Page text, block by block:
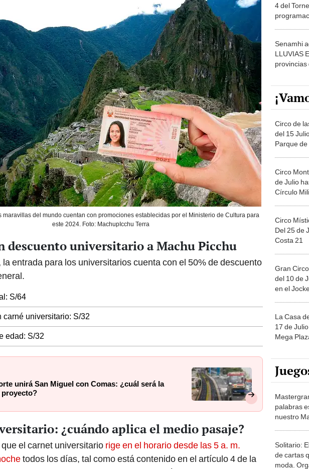
maravillas del mundo cuentan con promociones establecidas por el Ministerio de Cultura para
este 2024. Foto: MachupIcchu Terra
descuento universitario a Machu Picchu
la entrada para los universitarios cuenta con el 50% de descuento
S/64
carné universitario: S/32
edad: S/32
unirá San Miguel con Comas: ¿cuál será la
proyecto?
¿cuándo aplica el medio pasaje?
el carnet universitario rige en el horario desde las 5 a. m.
todos los días, tal como está contenido en el artículo 4 de la
4 del
Senamhi
LLUVIAS
provincias
Circo de
del 15
Parque de
Circo
de Julio
Círculo
Circo
Del 25 de
Costa 21
Gran
del 10 de
en el
La Casa
17 de
Mega
palabras
nuestro
Solitario:
de cartas
moda.